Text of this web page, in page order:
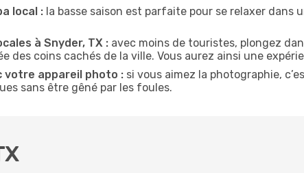
local : la basse saison est parfaite pour se relaxer dans
à Snyder, TX : avec moins de touristes, plongez
des coins cachés de la ville. Vous aurez ainsi une
votre appareil photo : si vous aimez la photographie,
sans être gêné par les foules.